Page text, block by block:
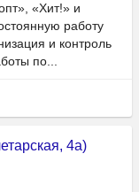
«Хит!» и
работу
и контроль
по...
4а)